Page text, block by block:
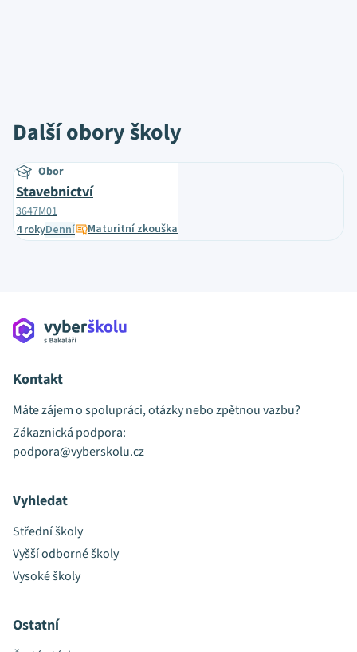
Další obory školy
Obor
Stavebnictví
3647M01
4 rokyDenní Maturitní zkouška
Kontakt
Máte zájem o spolupráci, otázky nebo zpětnou vazbu?
Zákaznická podpora:
podpora@vyberskolu.cz
Vyhledat
Střední školy
Vyšší odborné školy
Vysoké školy
Ostatní